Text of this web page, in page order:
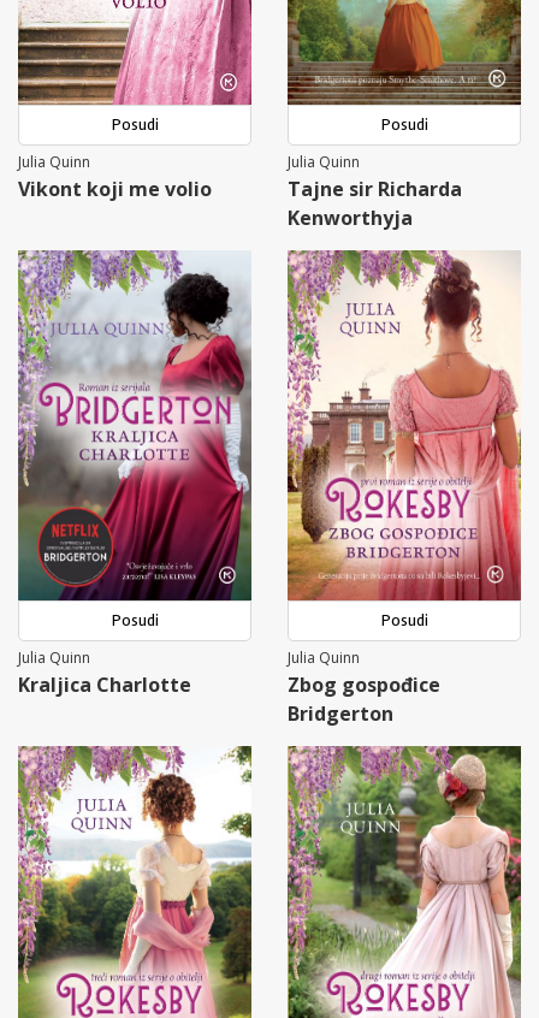
Posudi
Julia Quinn
Vikont koji me volio
Posudi
Julia Quinn
Tajne sir Richarda
Kenworthyja
Posudi
Julia Quinn
Kraljica Charlotte
Posudi
Julia Quinn
Zbog gospođice
Bridgerton